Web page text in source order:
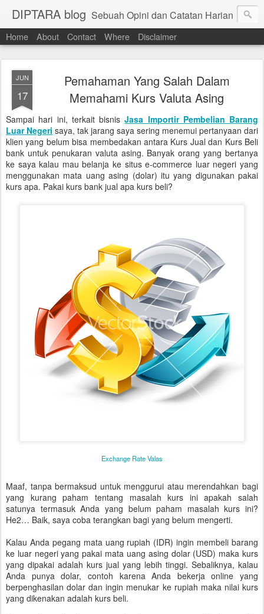
DIPTARA blog Sebuah Opini dan Catatan Harian
Home About Contact Where Disclaimer
JUN
17
Pemahaman Yang Salah Dalam
Memahami Kurs Valuta Asing
Sampai hari ini, terkait bisnisJasa Importir Pembelian Barang
Luar Negeri saya, tak jarang saya sering menemui pertanyaan dari
klien yang belum bisa membedakan antara Kurs Jual dan Kurs Beli
bank untuk penukaran valuta asing. Banyak orang yang bertanya
ke saya kalau mau belanja ke situs e-commerce luar negeri yang
menggunakan mata uang asing (dolar) itu yang digunakan pakai
kurs apa. Pakai kurs bank jual apa kurs beli?
Exchange Rate Valas
Maaf, tanpa bermaksud untuk menggurui atau merendahkan bagi
yang kurang paham tentang masalah kurs ini apakah salah
satunya termasuk Anda yang belum paham masalah kurs ini?
He2… Baik, saya coba terangkan bagi yang belum mengerti.
Kalau Anda pegang mata uang rupiah (IDR) ingin membeli barang
ke luar negeri yang pakai mata uang asing dolar (USD) maka kurs
yang dipakai adalah kurs jual yang lebih tinggi. Sebaliknya, kalau
Anda punya dolar, contoh karena Anda bekerja online yang
berpenghasilan dolar dan ingin menukar ke rupiah maka nilai kurs
yang dikenakan adalah kurs beli.